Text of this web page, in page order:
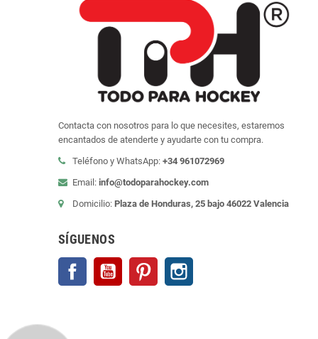
Contacta con nosotros para lo que necesites, estaremos
encantados de atenderte y ayudarte con tu compra.
Teléfono y WhatsApp: +34 961072969
Email: info@todoparahockey.com
Domicilio: Plaza de Honduras, 25 bajo 46022 Valencia
SÍGUENOS
Facebook YouTube Pinterest